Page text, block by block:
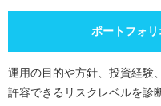
ポートフォ
運用の目的や方針、投資経験
許容できるリスクレベルを診